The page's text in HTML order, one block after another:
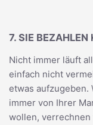
7. SIE BEZAHLEN
Nicht immer läuft
einfach nicht
etwas aufzugeben.
immer von Ihrer
wollen,